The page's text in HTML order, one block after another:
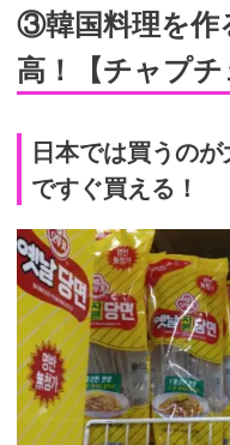
③韓国料理を作
高！【チャプチ
日本では買うの
ですぐ買える！